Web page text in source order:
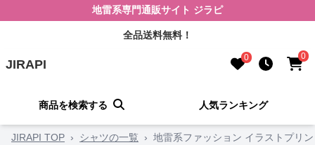
地雷系専門通販サイト ジラピ
全品送料無料！
JIRAPI 0 0
商品を検索する 人気ランキング
JIRAPI TOP › シャツの一覧 › 地雷系ファッション イラストプリ